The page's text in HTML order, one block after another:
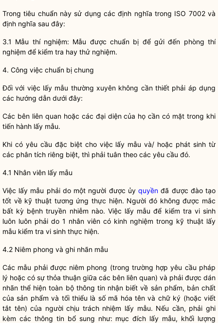
Trong tiêu chuẩn này sử dụng các định nghĩa trong ISO 7002 và
định nghĩa sau đây:
3.1 Mẫu thí nghiệm: Mẫu được chuẩn bị để gửi đến phòng thí
nghiệm để kiểm tra hay thử nghiệm.
4. Công việc chuẩn bị chung
Đối với việc lấy mẫu thường xuyên không cần thiết phải áp dụng
các hướng dẫn dưới đây:
Các bên liên quan hoặc các đại diện của họ cần có mặt trong khi
tiến hành lấy mẫu.
Khi có yêu cầu đặc biệt cho việc lấy mẫu và/ hoặc phát sinh từ
các phân tích riêng biệt, thì phải tuân theo các yêu cầu đó.
4.1 Nhân viên lấy mẫu
Việc lấy mẫu phải do một người được ủyquyền đã được đào tạo
tốt về kỹ thuật tương ứng thực hiện. Người đó không được mắc
bất kỳ bệnh truyền nhiễm nào. Việc lấy mẫu để kiểm tra vi sinh
luôn luôn phải do 1 nhân viên có kinh nghiệm trong kỹ thuật lấy
mẫu kiểm tra vi sinh thực hiện.
4.2 Niêm phong và ghi nhãn mẫu
Các mẫu phải được niêm phong (trong trường hợp yêu cầu pháp
lý hoặc có sự thỏa thuận giữa các bên liên quan) và phải được dán
nhãn thể hiện toàn bộ thông tin nhận biết về sản phẩm, bản chất
của sản phẩm và tối thiểu là số mã hóa tên và chữ ký (hoặc viết
tắt tên) của người chịu trách nhiệm lấy mẫu. Nếu cần, phải ghi
kèm các thông tin bổ sung như: mục đích lấy mẫu, khối lượng